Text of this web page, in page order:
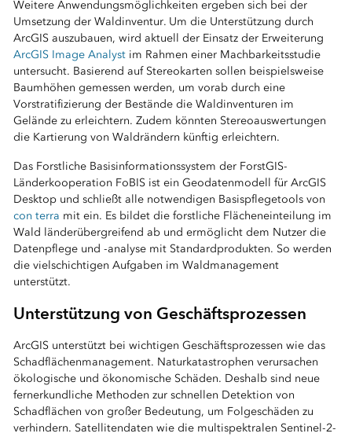
Weitere Anwendungsmöglichkeiten ergeben sich bei der
Umsetzung der Waldinventur. Um die Unterstützung durch
ArcGIS auszubauen, wird aktuell der Einsatz der Erweiterung
ArcGIS Image Analystim Rahmen einer Machbarkeitsstudie
untersucht. Basierend auf Stereokarten sollen beispielsweise
Baumhöhen gemessen werden, um vorab durch eine
Vorstratifizierung der Bestände die Waldinventuren im
Gelände zu erleichtern. Zudem könnten Stereoauswertungen
die Kartierung von Waldrändern künftig erleichtern.
Das Forstliche Basisinformationssystem der ForstGIS-
Länderkooperation FoBIS ist ein Geodatenmodell für ArcGIS
Desktop und schließt alle notwendigen Basispflegetools von
con terra mit ein. Es bildet die forstliche Flächeneinteilung im
Wald länderübergreifend ab und ermöglicht dem Nutzer die
Datenpflege und -analyse mit Standardprodukten. So werden
die vielschichtigen Aufgaben im Waldmanagement
unterstützt.
Unterstützung von Geschäftsprozessen
ArcGIS unterstützt bei wichtigen Geschäftsprozessen wie das
Schadflächenmanagement. Naturkatastrophen verursachen
ökologische und ökonomische Schäden. Deshalb sind neue
fernerkundliche Methoden zur schnellen Detektion von
Schadflächen von großer Bedeutung, um Folgeschäden zu
verhindern. Satellitendaten wie die multispektralen Sentinel-2-